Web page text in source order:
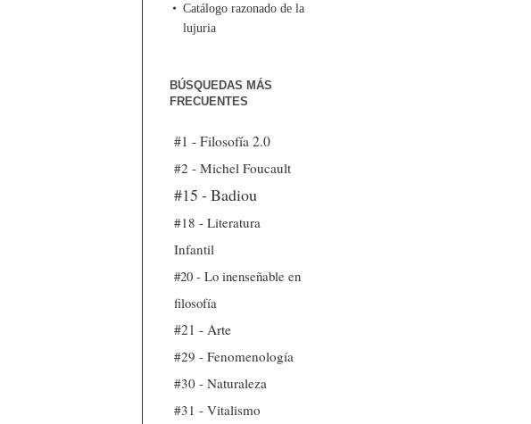
Catálogo razonado de la
lujuria
BÚSQUEDAS MÁS
FRECUENTES
#1 - Filosofía 2.0
#2 - Michel Foucault
#15 - Badiou
#18 - Literatura
Infantil
#20 - Lo inenseñable en
filosofía
#21 - Arte
#29 - Fenomenología
#30 - Naturaleza
#31 - Vitalismo